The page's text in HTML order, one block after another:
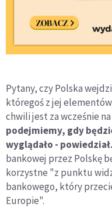
Pytany, czy Polska
któregoś z jej
chwili jest za wcześnie
podejmiemy, gdy
wyglądało - powiedział.
bankowej przez Polskę
korzystne "z punktu
bankowego, który
Europie".